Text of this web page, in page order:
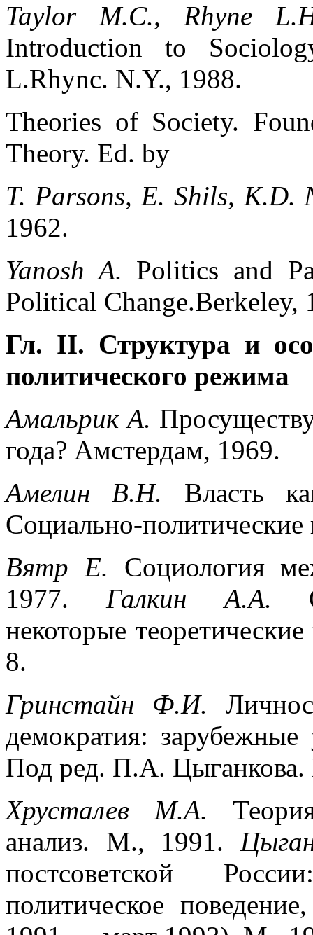
Taylor M.C., Rhyne
Introduction to
L.Rhync. N.Y., 1988.
Theories of Society.
Theory. Ed. by
T. Parsons, E. Shils, K.D.
1962.
Yanosh A. Politics and
Political Change.Berkeley,
Гл. II. Структура и
политического режима
Амальрик А.
года? Амстердам, 1969.
Амелин В.Н. Власть
Социально-
Вятр Е. Социология
1977. Галкин А.А.
некоторые
8.
Гринстайн Ф.И.
демократия:
Под ред. П.А.
Хрусталев М.А.
анализ. М., 1991.
постсоветской
политическое